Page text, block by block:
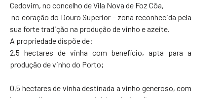
Cedovim, no concelho de Vila Nova de Foz Côa,
no coração do Douro Superior – zona reconhecida pela
sua forte tradição na produção de vinho e azeite.
A propriedade dispõe de:
2,5 hectares de vinha com benefício, apta para a
produção de vinho do Porto;
0,5 hectares de vinha destinada a vinho generoso, com